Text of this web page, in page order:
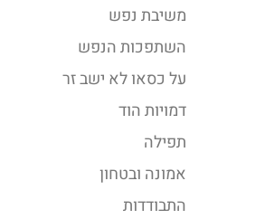
משיבת נפש
השתפכות הנפש
על כסאו לא ישב זר
דמויות הוד
תפילה
אמונה ובטחון
התבודדות